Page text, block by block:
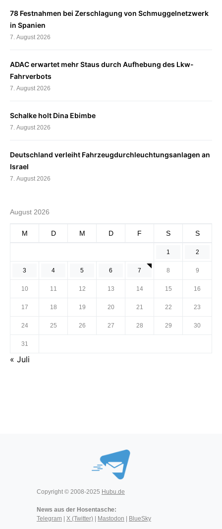
78 Festnahmen bei Zerschlagung von Schmuggelnetzwerk
in Spanien
7. August 2026
ADAC erwartet mehr Staus durch Aufhebung des Lkw-
Fahrverbots
7. August 2026
Schalke holt Dina Ebimbe
7. August 2026
Deutschland verleiht Fahrzeugdurchleuchtungsanlagen an
Israel
7. August 2026
August 2026
M D M D F S S
1 2
3 4 5 6 7 8 9
10 11 12 13 14 15 16
17 18 19 20 21 22 23
24 25 26 27 28 29 30
31
« Juli
Copyright © 2008-2025 Hubu.de
News aus der Hosentasche:
Telegram
X (Twitter) Mastodon BlueSky